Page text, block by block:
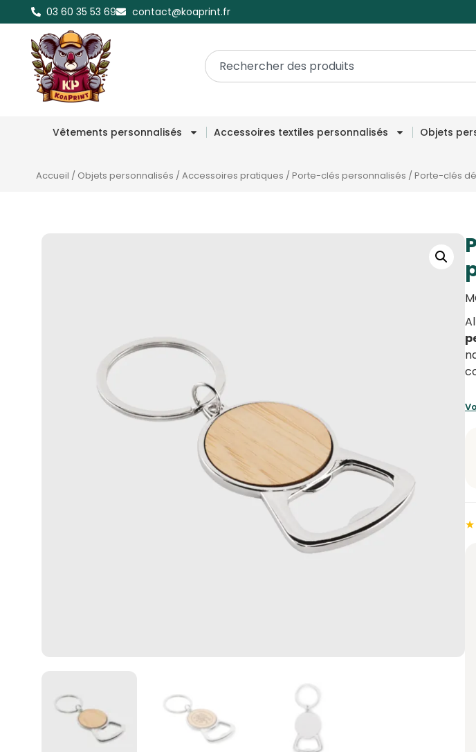
03 60 35 53 69 contact@koaprint.fr
Vêtements personnalisés Accessoires textiles personnalisés Objets
Accueil / Objets personnalisés /Accessoires pratiques /Porte-clés personnalisés /Porte-clés